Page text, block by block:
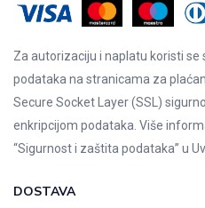
Za autorizaciju i naplatu koristi se
podataka na stranicama za
Secure Socket Layer (SSL)
enkripcijom podataka. Više
“Sigurnost i zaštita podataka” u
DOSTAVA